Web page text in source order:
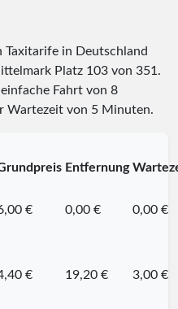
Taxitarife in Deutschland
Platz 103 von 351.
Fahrt von 8
Wartezeit von 5 Minuten.
Entfernung
€ 0,00 € 0,00 €
€ 19,20 € 3,00 €